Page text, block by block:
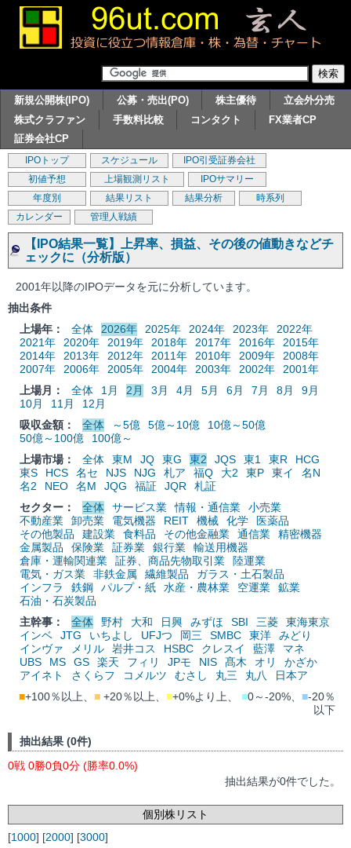
新規公開株(IPO) 公募・売出(PO) 株主優待
立会外分売
株式クラファン
手数料比較 コンタクト
FX業者CP
証券会社CP
IPOトップ スケジュール
IPO引受証券会社
初値予想
上場観測リスト
IPOサマリー
年度別
結果リスト 結果分析
時系列
カレンダー
管理人戦績
【IPO結果一覧】上昇率、損益、その後の値動きなどチ
ェックに（分析版）
2001年以降のIPOデータを元に分析しています。
抽出条件
上場年：
全体 2026年 2025年 2024年 2023年
2022年
2021年
2020年 2019年 2018年 2017年 2016年
2015年
2014年
2013年 2012年 2011年 2010年 2009年
2008年
2007年
2006年 2005年 2004年 2003年 2002年
2001年
上場月：
全体 1月 2月 3月 4月 5月 6月 7月 8月
9月
10月
11月
12月
吸収金額：
全体 ～5億 5億～10億
10億～50億
50億～100億
100億～
上場市場：
全体 東M JQ 東G 東2 JQS 東1 東R
HCG
東S
HCS 名セ NJS NJG 札ア 福Q 大2 東P 東イ
名N
名2
NEO 名M JQG 福証 JQR
札証
セクター：
全体 サービス業 情報・通信業
小売業
不動産業
卸売業 電気機器 REIT 機械 化学
医薬品
その他製品
建設業 食料品 その他金融業 通信業
精密機器
金属製品
保険業 証券業 銀行業
輸送用機器
倉庫・運輸関連業
証券、商品先物取引業
陸運業
電気・ガス業
非鉄金属 繊維製品
ガラス・土石製品
インフラ
鉄鋼 パルプ・紙 水産・農林業 空運業
鉱業
石油・石炭製品
主幹事：
全体 野村 大和 日興 みずほ SBI 三菱
東海東京
インベ
JTG いちよし UFJつ 岡三 SMBC 東洋
みどり
インヴァ
メリル 岩井コス HSBC クレスイ 藍澤
マネ
UBS
MS GS 楽天 フィリ JPモ NIS 髙木 オリ
かざか
アイネト
さくらフ コメルツ むさし 丸三 丸八
日本ア
■+100％以上、 ■ +20％以上、 ■+0%より上、 ■0～-20%、 ■-20％
以下
抽出結果 (0件)
0戦 0勝0負0分 (勝率0.0%)
抽出結果が0件でした。
個別株リスト
[1000] [2000] [3000]